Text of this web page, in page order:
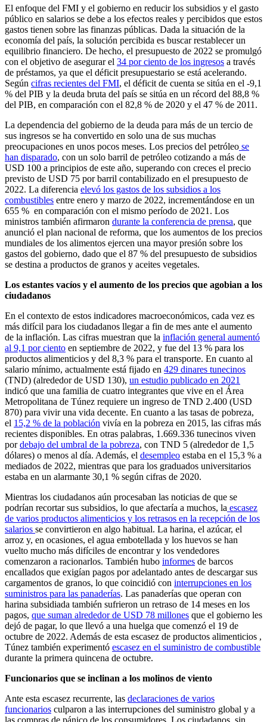
El enfoque del FMI y el gobierno en reducir los subsidios y el gasto
público en salarios se debe a los efectos reales y percibidos que estos
gastos tienen sobre las finanzas públicas. Dada la situación de la
economía del país, la solución percibida es buscar restablecer un
equilibrio financiero. De hecho, el presupuesto de 2022 se promulgó
con el objetivo de asegurar el 34 por ciento de los ingresos a través
de préstamos, ya que el déficit presupuestario se está acelerando.
Según cifras recientes del FMI, el déficit de cuenta se sitúa en el -9,1
% del PIB y la deuda bruta del país se sitúa en un récord del 88,8 %
del PIB, en comparación con el 82,8 % de 2020 y el 47 % de 2011.
La dependencia del gobierno de la deuda para más de un tercio de
sus ingresos se ha convertido en solo una de sus muchas
preocupaciones en unos pocos meses. Los precios del petróleo se
han disparado, con un solo barril de petróleo cotizando a más de
USD 100 a principios de este año, superando con creces el precio
previsto de USD 75 por barril contabilizado en el presupuesto de
2022. La diferencia elevó los gastos de los subsidios a los
combustibles entre enero y marzo de 2022, incrementándose en un
655 % en comparación con el mismo período de 2021. Los
ministros también afirmaron durante la conferencia de prensa, que
anunció el plan nacional de reforma, que los aumentos de los precios
mundiales de los alimentos ejercen una mayor presión sobre los
gastos del gobierno, dado que el 87 % del presupuesto de subsidios
se destina a productos de granos y aceites vegetales.
Los estantes vacíos y el aumento de los precios que agobian a los
ciudadanos
En el contexto de estos indicadores macroeconómicos, cada vez es
más difícil para los ciudadanos llegar a fin de mes ante el aumento
de la inflación. Las cifras muestran que la inflación general aumentó
al 9,1 por ciento en septiembre de 2022, y fue del 13 % para los
productos alimenticios y del 8,3 % para el transporte. En cuanto al
salario mínimo, actualmente está fijado en 429 dinares tunecinos
(TND) (alrededor de USD 130), un estudio publicado en 2021
indicó que una familia de cuatro integrantes que vive en el Área
Metropolitana de Túnez requiere un ingreso de TND 2.400 (USD
870) para vivir una vida decente. En cuanto a las tasas de pobreza,
el 15,2 % de la población vivía en la pobreza en 2015, las cifras más
recientes disponibles. En otras palabras, 1.669.336 tunecinos viven
pordebajo del umbral de la pobreza, con TND 5 (alrededor de 1,5
dólares) o menos al día. Además, el desempleo estaba en el 15,3 % a
mediados de 2022, mientras que para los graduados universitarios
estaba en un alarmante 30,1 % según cifras de 2020.
Mientras los ciudadanos aún procesaban las noticias de que se
podrían recortar sus subsidios, lo que afectaría a muchos, la escasez
de varios productos alimenticios y los retrasos en la recepción de los
salarios se convirtieron en algo habitual. La harina, el azúcar, el
arroz y, en ocasiones, el agua embotellada y los huevos se han
vuelto mucho más difíciles de encontrar y los vendedores
comenzaron a racionarlos. También hubo informes de barcos
encallados que exigían pagos por adelantado antes de descargar sus
cargamentos de granos, lo que coincidió con interrupciones en los
suministros para las panaderías. Las panaderías que operan con
harina subsidiada también sufrieron un retraso de 14 meses en los
pagos, que suman alrededor de USD 78 millones que el gobierno les
dejó de pagar, lo que llevó a una huelga que comenzó el 19 de
octubre de 2022. Además de esta escasez de productos alimenticios ,
Túnez también experimentó escasez en el suministro de combustible
durante la primera quincena de octubre.
Funcionarios que se inclinan a los molinos de viento
Ante esta escasez recurrente, las declaraciones de varios
funcionarios culparon a las interrupciones del suministro global y a
las compras de pánico de los consumidores. Los ciudadanos, sin